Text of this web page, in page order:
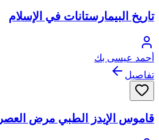
تاريخ البيمارستانات في الإسلام
أحمد عيسى بك
تفاصيل
قاموس الإيدز الطبي مرض العصر